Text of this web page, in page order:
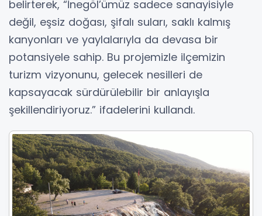
belirterek, “İnegöl’ümüz sadece sanayisiyle
değil, eşsiz doğası, şifalı suları, saklı kalmış
kanyonları ve yaylalarıyla da devasa bir
potansiyele sahip. Bu projemizle ilçemizin
turizm vizyonunu, gelecek nesilleri de
kapsayacak sürdürülebilir bir anlayışla
şekillendiriyoruz.” ifadelerini kullandı.